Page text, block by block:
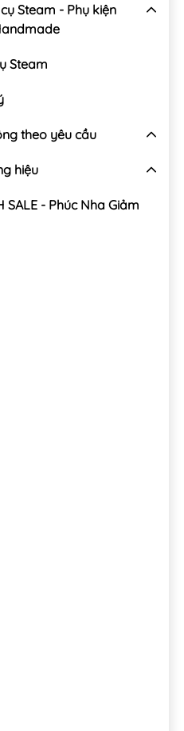
Steam - Phụ kiện
Steam
theo yêu cầu
hiệu
SALE - Phúc Nha Giảm